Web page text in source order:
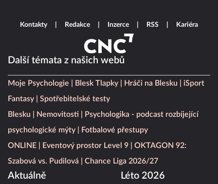
Další témata z našich webů
Moje Psychologie Blesk Tlapky Hráči na Blesku
iSport
Fantasy
Spotřebitelské testy
Blesku
Nemovitosti
Psychologika - podcast rozbíjející
psychologické mýty
Fotbalové přestupy
ONLINE
Eventový prostor Level 9
OKTAGON 92:
Szabová vs. Pudilová
Chance Liga 2026/27
Aktuálně Léto 2026
Kontakty Redakce Inzerce RSS Kariéra